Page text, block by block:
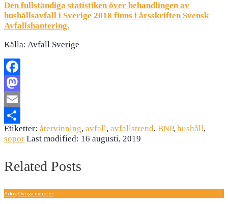
Den fullständiga statistiken över behandlingen av
hushållsavfall i Sverige 2018 finns i årsskriften Svensk
Avfallshantering.
Källa: Avfall Sverige
Facebook
Mastodon
Email
Dela
Etiketter: återvinning, avfall, avfallstrend, BNP, hushåll,
sopor Last modified: 16 augusti, 2019
Related Posts
Arkiv, Övriga nyheter